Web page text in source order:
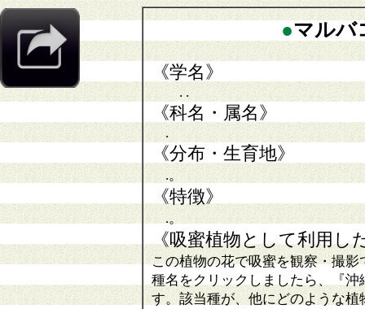
●マルバ
《学名》
. .
《科名・属名》
.
《分布・生育地》
.。
《特徴》
.。
《吸蜜植物として利用し
この植物の花で吸蜜を観察・撮影
種名をクリックしましたら、『
す。該当種が、他にどのような